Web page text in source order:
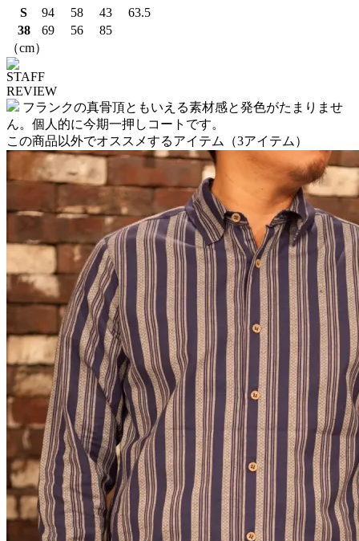
S
94 58 43
63.5
38
69 56
85
（cm）
STAFF
REVIEW
フランクの真骨頂ともいえる素材感と発色がたまりませ
ん。個人的に今期一押しコートです。
この商品以外でオススメするアイテム
（3アイテム）